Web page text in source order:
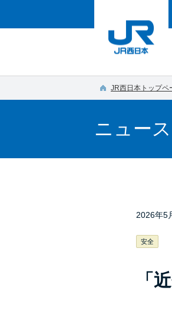
JR西日本トップペ
ニュー
2026年5
安全
「